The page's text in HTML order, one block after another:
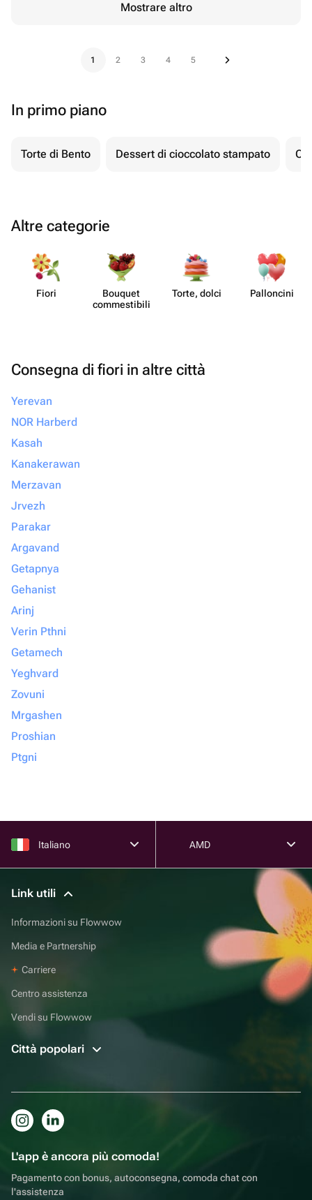
Mostrare altro
1 2 3 4 5
In primo piano
Torte di Bento Dessert di cioccolato stampato
Altre categorie
Fiori
Bouquet
commes​tibili
Torte, dolci Pall​oncini
Consegna di fiori in altre città
Yerevan
NOR Harberd
Kasah
Kanakerawan
Merzavan
Jrvezh
Parakar
Argavand
Getapnya
Gehanist
Arinj
Verin Pthni
Getamech
Yeghvard
Zovuni
Mrgashen
Proshian
Ptgni
Italiano AMD
Link utili
Informazioni su Flowwow
Media e Partnership
Carriere
Centro assistenza
Vendi su Flowwow
Città popolari
L'app è ancora più comoda!
Pagamento con bonus, autoconsegna, comoda chat con
l'assistenza